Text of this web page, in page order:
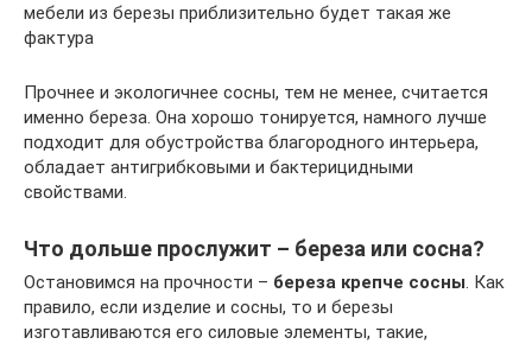
мебели из березы приблизительно будет такая же
фактура
Прочнее и экологичнее сосны, тем не менее, считается
именно береза. Она хорошо тонируется, намного лучше
подходит для обустройства благородного интерьера,
обладает антигрибковыми и бактерицидными
свойствами.
Что дольше прослужит – береза или сосна?
Остановимся на прочности – береза крепче сосны . Как
правило, если изделие и сосны, то и березы
изготавливаются его силовые элементы, такие,